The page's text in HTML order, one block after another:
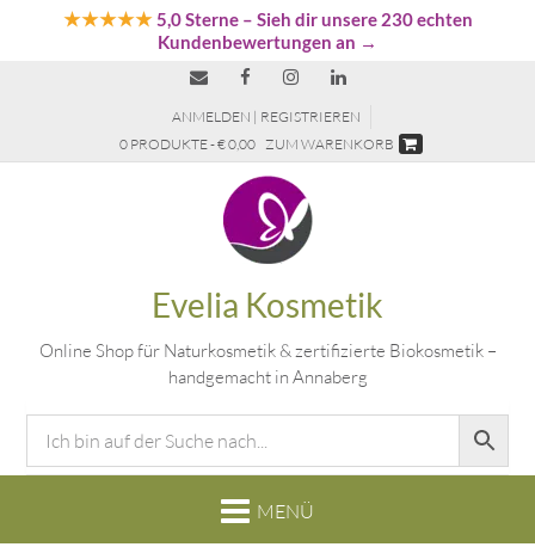
★★★★★5,0 Sterne– Sieh dir unsere 230 echten
Kundenbewertungen an →
ANMELDEN | REGISTRIEREN
0 PRODUKTE - € 0,00 ZUM WARENKORB
Evelia Kosmetik
Online Shop für Naturkosmetik & zertifizierte Biokosmetik –
handgemacht in Annaberg